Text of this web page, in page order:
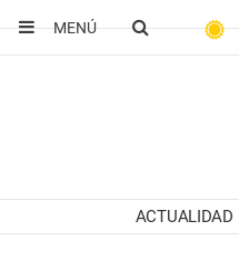
MENÚ
ACTUALIDAD